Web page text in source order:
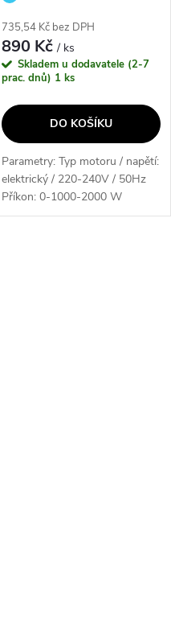
735,54 Kč bez DPH
890 Kč/ ks
Skladem u dodavatele (2-7
prac. dnů) 1 ks
DO KOŠÍKU
Parametry: Typ motoru / napětí:
elektrický / 220-240V / 50Hz
Příkon: 0-1000-2000 W
Funkce: studeného-teplého-